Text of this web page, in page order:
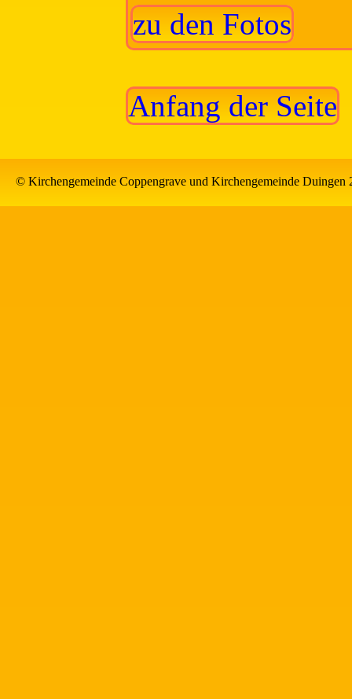
zu den Fotos
Anfang der Seite
© Kirchengemeinde Coppengrave und Kirchengemeinde Duingen